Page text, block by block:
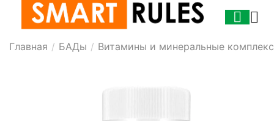
Главная / БАДы / Витамины и минеральные